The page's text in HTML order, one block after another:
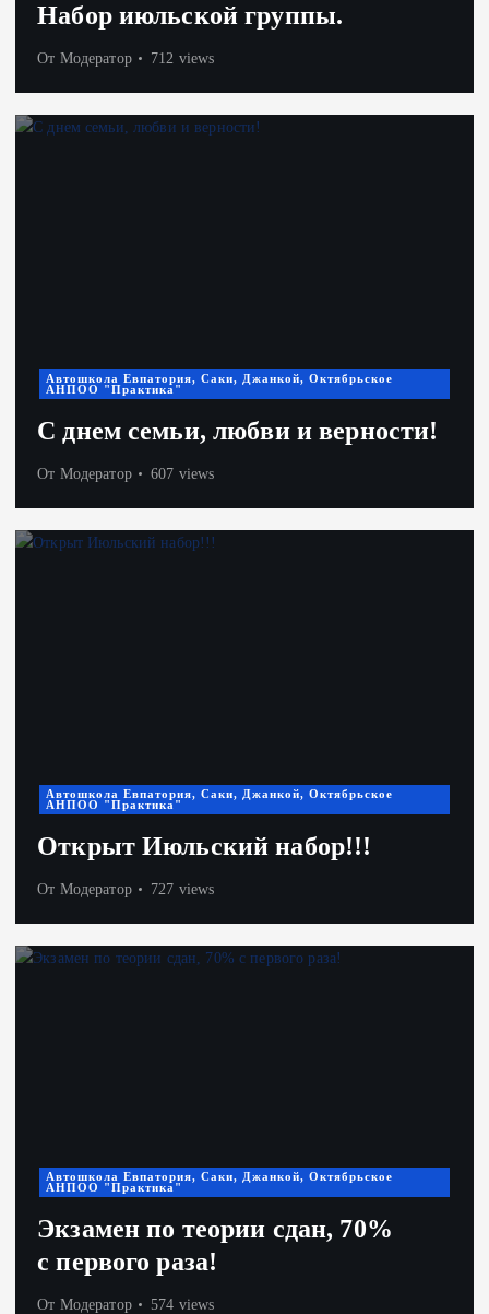
Набор июльской группы.
От Модератор 712 views
Автошкола Евпатория, Саки, Джанкой, Октябрьское
АНПОО "Практика"
С днем семьи, любви и верности!
От Модератор 607 views
Автошкола Евпатория, Саки, Джанкой, Октябрьское
АНПОО "Практика"
Открыт Июльский набор!!!
От Модератор 727 views
Автошкола Евпатория, Саки, Джанкой, Октябрьское
АНПОО "Практика"
Экзамен по теории сдан, 70%
с первого раза!
От Модератор 574 views